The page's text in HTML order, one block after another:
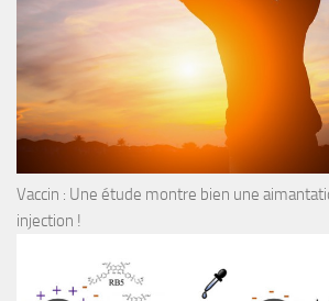
Vaccin : Une étude montre bien une
injection !